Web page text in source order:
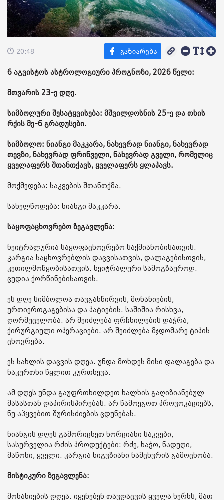
20:48
6 აგვისტოს ასტროლოგიური პროგნოზი, 2026 წელი:
მთვარის 23-ე დღე.
სიმბოლური შესატყვისება: მშვილდოსნის 25-ე და თხის
რქის მე-6 გრადუსები.
სიმბოლო: ნიანგი მაკკარა, ნახევრად ნიანგი, ნახევრად
თევზი, ნახევრად ფრინველი, ნახევრად გველი, რომელიც
ყველაფერს შთანთქავს, ყველაფერს ყლაპავს.
მოქმედება: საკვების შთანთქმა.
სახელწოდება: ნიანგი მაკკარა.
საყოფაცხოვრებო ზეგავლენა:
ნეიტრალურია საყოფაცხოვრებო საქმიანობისათვის.
კარგია საცხოვრებლის დაცვისათვის, დალაგებისთვის,
კეთილმოწყობისათვის. ნეიტრალური სამოგზაუროდ.
ცუდია ქორწინებისათვის.
ეს დღე სიმბოლოა თავგანწირვის, მონანიების,
ურთიერთგაგებისა და პატიების. საშიშია რისხვა,
ღორმუცელობა. არ შეიძლება ფრჩხილების დაჭრა,
ქირურგიული ოპერაციები. არ შეიძლება მჯდომარე ტიპის
ცხოვრება.
ეს სახლის დაცვის დღეა. უნდა მოხდეს მისი დალაგება და
ნაკურთხი წყლით კურთხევა.
ამ დღეს უნდა გაუფრთხილდეთ ხალხის გაღიზიანებულ
მასასთან დაპირისპირებას. არ წამოეგოთ პროვოკაციებს,
ნუ აჰყვებით შურისძიების ცდუნებას.
ნიანგის დღეს გამორიცხეთ ხორციანი საკვები,
სასურველია რძის პროდუქტები: რძე, ხაჭო, ნადუღი,
მაწონი, ყველი. კარგია ნიგვზიანი ნამცხვრის გამოცხობა.
მისტიკური ზეგავლენა:
მონანიების დღეა. იყენებენ თავდაცვის ყველა ხერხს, მათ